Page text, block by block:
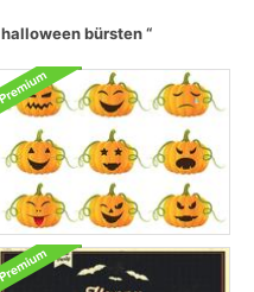
halloween bürsten